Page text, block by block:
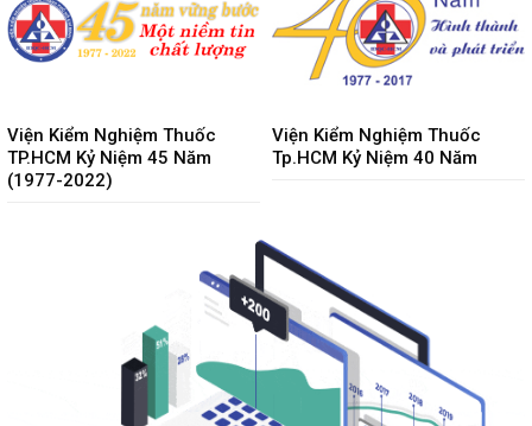
Viện Kiểm Nghiệm Thuốc
TP.HCM Kỷ Niệm 45 Năm
(1977-2022)
Viện Kiểm Nghiệm Thuốc
Tp.HCM Kỷ Niệm 40 Năm